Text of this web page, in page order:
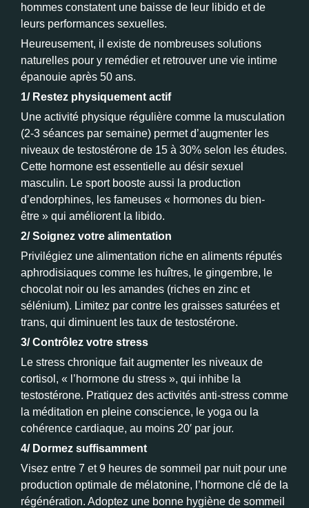
hommes constatent une baisse de leur libido et de
leurs performances sexuelles.
Heureusement, il existe de nombreuses solutions
naturelles pour y remédier et retrouver une vie intime
épanouie après 50 ans.
1/ Restez physiquement actif
Une activité physique régulière comme la musculation
(2-3 séances par semaine) permet d’augmenter les
niveaux de testostérone de 15 à 30% selon les études.
Cette hormone est essentielle au désir sexuel
masculin. Le sport booste aussi la production
d’endorphines, les fameuses « hormones du bien-
être » qui améliorent la libido.
2/ Soignez votre alimentation
Privilégiez une alimentation riche en aliments réputés
aphrodisiaques comme les huîtres, le gingembre, le
chocolat noir ou les amandes (riches en zinc et
sélénium). Limitez par contre les graisses saturées et
trans, qui diminuent les taux de testostérone.
3/ Contrôlez votre stress
Le stress chronique fait augmenter les niveaux de
cortisol, « l’hormone du stress », qui inhibe la
testostérone. Pratiquez des activités anti-stress comme
la méditation en pleine conscience, le yoga ou la
cohérence cardiaque, au moins 20′ par jour.
4/ Dormez suffisamment
Visez entre 7 et 9 heures de sommeil par nuit pour une
production optimale de mélatonine, l’hormone clé de la
régénération. Adoptez une bonne hygiène de sommeil